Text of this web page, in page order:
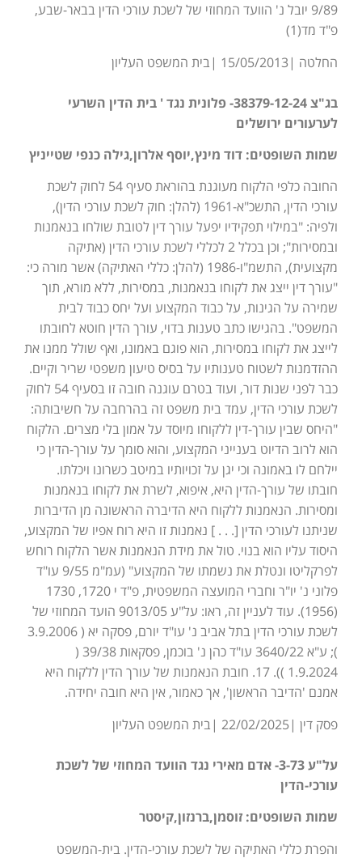
9/89 יובל נ' הוועד המחוזי של לשכת עורכי הדין בבאר-שבע,
פ"ד מד(1)
החלטה |15/05/2013 |בית המשפט העליון
בג"צ 38379-12-24- פלונית נגד ' בית הדין השרעי
לערעורים ירושלים
שמות השופטים: דוד מינץ,יוסף אלרון,גילה כנפי שטייניץ
החובה כלפי הלקוח מעוגנת בהוראת סעיף 54 לחוק לשכת
עורכי הדין, התשכ"א-1961 (להלן: חוק לשכת עורכי הדין),
ולפיה: "במילוי תפקידיו יפעל עורך דין לטובת שולחו בנאמנות
ובמסירות"; וכן בכלל 2 לכללי לשכת עורכי הדין (אתיקה
מקצועית), התשמ"ו-1986 (להלן: כללי האתיקה) אשר מורה כי:
"עורך דין ייצג את לקוחו בנאמנות, במסירות, ללא מורא, תוך
שמירה על הגינות, על כבוד המקצוע ועל יחס כבוד לבית
המשפט". בהגישו כתב טענות בדוי, עורך הדין חוטא לחובתו
לייצג את לקוחו במסירות, הוא פוגם באמונו, ואף שולל ממנו את
ההזדמנות לשטוח טענותיו על בסיס טיעון משפטי שריר וקיים.
כבר לפני שנות דור, ועוד בטרם עוגנה חובה זו בסעיף 54 לחוק
לשכת עורכי הדין, עמד בית משפט זה בהרחבה על חשיבותה:
"היחס שבין עורך-דין ללקוחו מיוסד על אמון בלי מצרים. הלקוח
הוא לרוב הדיוט בענייני המקצוע, והוא סומך על עורך-הדין כי
יילחם לו באמונה וכי יגן על זכויותיו במיטב כשרונו ויכלתו.
חובתו של עורך-הדין היא, איפוא, לשרת את לקוחו בנאמנות
ומסירות. הנאמנות ללקוח היא הדיברה הראשונה מן הדיברות
שניתנו לעורכי הדין [. . . ] נאמנות זו היא רוח אפיו של המקצוע,
היסוד עליו הוא בנוי. טול את מידת הנאמנות אשר הלקוח רוחש
לפרקליטו ונטלת את נשמתו של המקצוע" (עמ"מ 9/55 עו"ד
פלוני נ' יו"ר וחברי המועצה המשפטית, פ"ד י 1720, 1730
(1956). עוד לעניין זה, ראו: על"ע 9013/05 הועד המחוזי של
לשכת עורכי הדין בתל אביב נ' עו"ד יורם, פסקה יא ( 3.9.2006
); ע"א 3640/22 עו"ד כהן נ' בוכמן, פסקאות 39/38 (
1.9.2024 )). 17. חובת הנאמנות של עורך הדין ללקוח היא
אמנם 'הדיבר הראשון', אך כאמור, אין היא חובה יחידה.
פסק דין |22/02/2025 |בית המשפט העליון
על"ע 3-73- אדם מאירי נגד הוועד המחוזי של לשכת
עורכי-הדין
שמות השופטים: זוסמן,ברנזון,קיסטר
והפרת כללי האתיקה של לשכת עורכי-הדין. בית-המשפט